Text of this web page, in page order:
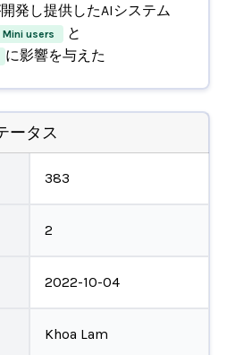
発し提供したAIシステム
Mini users と
に影響を与えた
ータス
383
2
2022-10-04
Khoa Lam